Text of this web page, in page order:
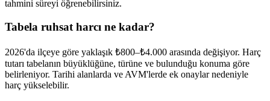
tahmini süreyi öğrenebilirsiniz.
Tabela ruhsat harcı ne kadar?
2026'da ilçeye göre yaklaşık ₺800–₺4.000 arasında değişiyor. Harç
tutarı tabelanın büyüklüğüne, türüne ve bulunduğu konuma göre
belirleniyor. Tarihi alanlarda ve AVM'lerde ek onaylar nedeniyle
harç yükselebilir.